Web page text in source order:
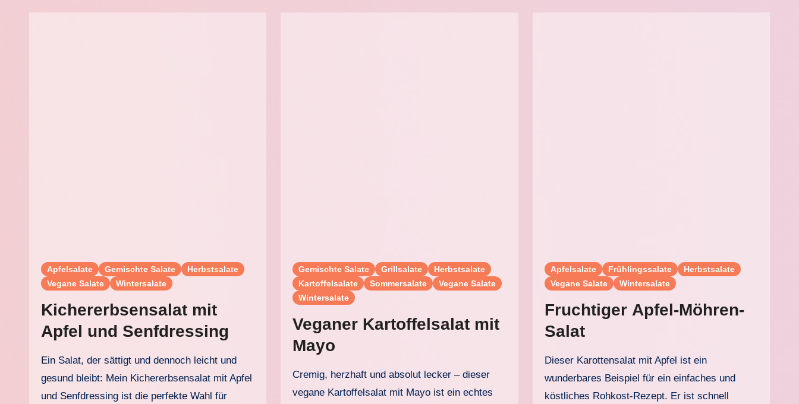
Apfelsalate Gemischte Salate
Herbstsalate
Vegane Salate
Wintersalate
Kichererbsensalat mit
Apfel und Senfdressing
Ein Salat, der sättigt und dennoch leicht und
gesund bleibt: Mein Kichererbsensalat mit Apfel
und Senfdressing ist die perfekte Wahl für
Gemischte Salate Grillsalate
Herbstsalate
Kartoffelsalate
Sommersalate
Vegane Salate
Wintersalate
Veganer Kartoffelsalat mit
Mayo
Cremig, herzhaft und absolut lecker – dieser
vegane Kartoffelsalat mit Mayo ist ein echtes
Apfelsalate Frühlingssalate
Herbstsalate
Vegane Salate
Wintersalate
Fruchtiger Apfel-Möhren-
Salat
Dieser Karottensalat mit Apfel ist ein
wunderbares Beispiel für ein einfaches und
köstliches Rohkost-Rezept. Er ist schnell